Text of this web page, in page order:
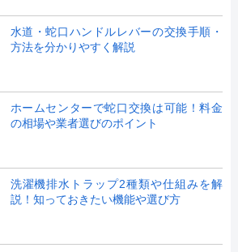
水道・蛇口ハンドルレバーの交換手順・
方法を分かりやすく解説
ホームセンターで蛇口交換は可能！料金
の相場や業者選びのポイント
洗濯機排水トラップ2種類や仕組みを解
説！知っておきたい機能や選び方